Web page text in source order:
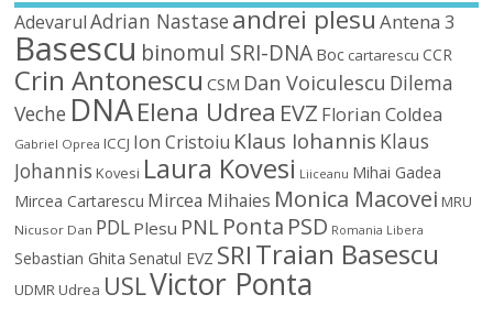
Adevarul Adrian Nastaseandrei plesuAntena 3
Basescu binomul SRI-DNA Boc cartarescu CCR
Crin Antonescu CSM Dan Voiculescu Dilema
Veche DNAElena Udrea EVZ Florian Coldea
Gabriel Oprea ICCJ Ion Cristoiu Klaus Iohannis Klaus
Johannis Kovesi Laura Kovesi Liiceanu Mihai Gadea
Mircea Cartarescu Mircea Mihaies Monica Macovei MRU
Nicusor Dan PDL Plesu PNL Ponta PSD Romania Libera
Sebastian Ghita Senatul EVZ SRITraian Basescu
UDMRUdrea USLVictor Ponta